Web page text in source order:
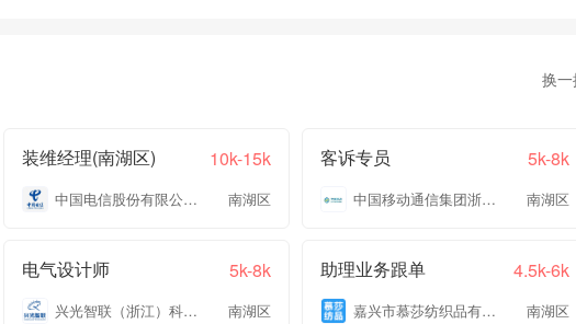
换
装维经理(南湖区) 10k-15k
中国电信股份有限公司嘉兴分公司 南湖区
客诉专员 5k-8k
中国移动通信集团浙江有限公司嘉兴分公司 南湖区
电气设计师 5k-8k
兴光智联（浙江）科技有限公司 南湖区
助理业务跟单 4.5k-6k
嘉兴市慕莎纺织品有限公司 南湖区